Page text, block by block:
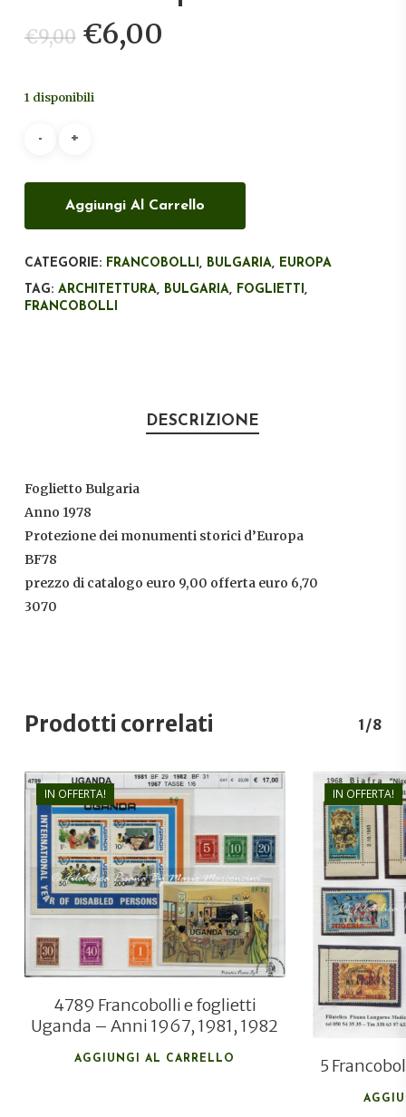
€9,00 Il
prezzo
originale
€6,00
1 disponibili
Aggiungi Al Carrello
CATEGORIE: FRANCOBOLLI , BULGARIA, EUROPA
TAG: ARCHITETTURA, BULGARIA, FOGLIETTI ,
FRANCOBOLLI
DESCRIZIONE
Foglietto Bulgaria
Anno 1978
Protezione dei monumenti storici d’Europa
BF78
prezzo di catalogo euro 9,00 offerta euro 6,70
3070
Prodotti correlati 1/8
IN OFFERTA!
€17,00
€11,50
4789 Francobolli e foglietti
Uganda – Anni 1967, 1981, 1982
AGGIUNGI AL CARRELLO
IN OFFERTA!
5